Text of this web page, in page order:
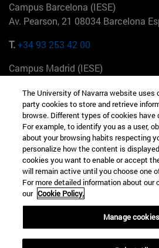
Campus Barcelona (IESE)
Av. Pearson, 21 08034 Barcelona
T.+34 93 253 42 00
Campus Madrid (IESE)
+34 912 11 30 00
Campus Nueva York (IESE)
165 W 57th St 10019-2201 Nueva
+1 646 346 8850
Campus Munich (IESE)
Maria-Theresia-Straße 15 81675
+49 89 24209790
The University of Navarra website uses
party cookies to store and retrieve
browse. Different types of cookies have
For example, to identify you as a user,
about your browsing habits respecting
personalize how the content is
cookies you want to enable or accept
will remain active until you choose one
For more detailed information about our
our Cookie Policy.
Manage cookies